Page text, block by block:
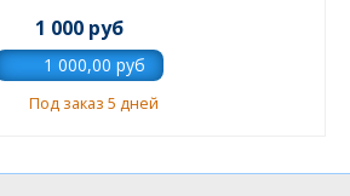
1 000 руб
Под заказ 5 дней